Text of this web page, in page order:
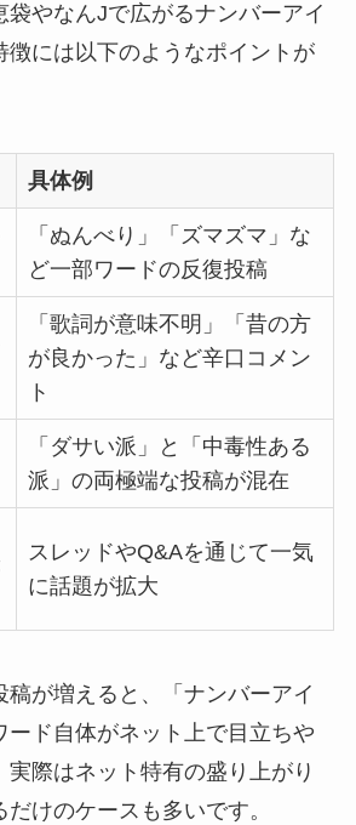
袋やなんJで広がるナンバーアイ
徴には以下のようなポイントが
具体例
「ぬんべり」「ズマズマ」な
ど一部ワードの反復投稿
「歌詞が意味不明」「昔の方
が良かった」など辛口コメン
ト
「ダサい派」と「中毒性ある
派」の両極端な投稿が混在
スレッドやQ&Aを通じて一気
に話題が拡大
稿が増えると、「ナンバーアイ
ード自体がネット上で目立ちや
際はネット特有の盛り上がり
けのケースも多いです。